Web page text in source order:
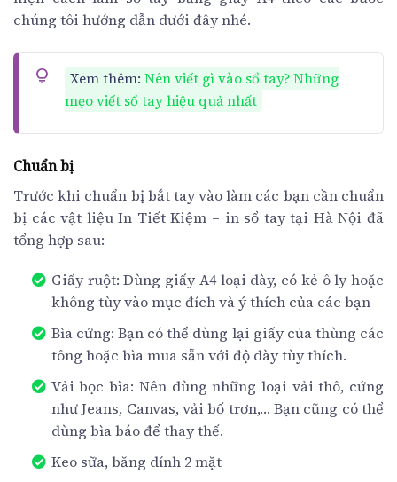
chúng tôi hướng dẫn dưới đây nhé.
Xem thêm: Nên viết gì vào sổ tay? Những
mẹo viết sổ tay hiệu quả nhất
Chuẩn bị
Trước khi chuẩn bị bắt tay vào làm các bạn cần chuẩn
bị các vật liệu In Tiết Kiệm – in sổ tay tại Hà Nội đã
tổng hợp sau:
Giấy ruột: Dùng giấy A4 loại dày, có kẻ ô ly hoặc
không tùy vào mục đích và ý thích của các bạn
Bìa cứng: Bạn có thể dùng lại giấy của thùng các
tông hoặc bìa mua sẵn với độ dày tùy thích.
Vải bọc bìa: Nên dùng những loại vải thô, cứng
như Jeans, Canvas, vải bố trơn,… Bạn cũng có thể
dùng bìa báo để thay thế.
Keo sữa, băng dính 2 mặt